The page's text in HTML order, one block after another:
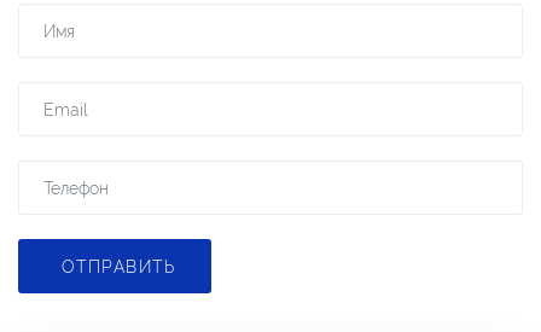
ОТПРАВИТЬ